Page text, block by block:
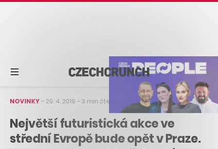
NOVINKY– 29. 4. 2019 –3 min čtení
Největší futuristická akce ve
střední Evropě bude opět v Praze.